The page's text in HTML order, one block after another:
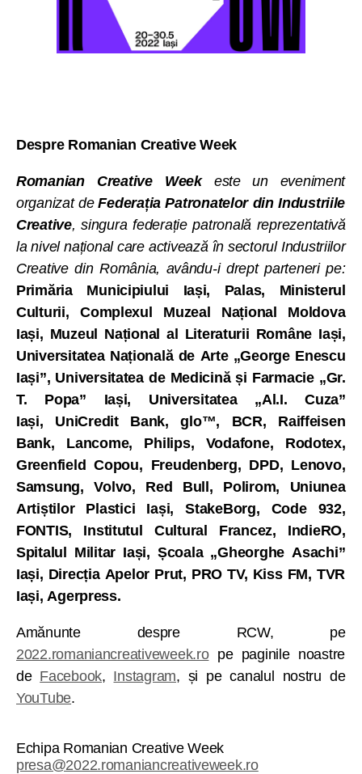
Despre Romanian Creative Week
Romanian Creative Week este un eveniment
organizat deFederația Patronatelor din Industriile
Creative, singura federație patronală reprezentativă
la nivel național care activează în sectorul Industriilor
Creative din România, avându-i drept parteneri pe:
Primăria Municipiului Iași, Palas, Ministerul
Culturii, Complexul Muzeal Național Moldova
Iași, Muzeul Național al Literaturii Române Iași,
Universitatea Națională de Arte „George Enescu
Iași”, Universitatea de Medicină și Farmacie „Gr.
T. Popa” Iași, Universitatea „Al.I. Cuza”
Iași, UniCredit Bank, glo™, BCR, Raiffeisen
Bank, Lancome, Philips, Vodafone, Rodotex,
Greenfield Copou, Freudenberg, DPD, Lenovo,
Samsung, Volvo, Red Bull, Polirom, Uniunea
Artiștilor Plastici Iași, StakeBorg, Code 932,
FONTIS, Institutul Cultural Francez, IndieRO,
Spitalul Militar Iași, Școala „Gheorghe Asachi”
Iași, Direcția Apelor Prut, PRO TV, Kiss FM, TVR
Iași, Agerpress.
Amănunte despre RCW, pe
2022.romaniancreativeweek.rope paginile noastre
de Facebook, Instagram, și pe canalul nostru de
YouTube.
Echipa Romanian Creative Week
presa@2022.romaniancreativeweek.ro